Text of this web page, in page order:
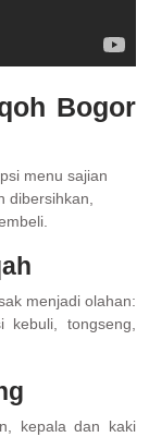
Bogor
menu sajian
dibersihkan,
menjadi olahan:
tongseng,
kepala dan kaki